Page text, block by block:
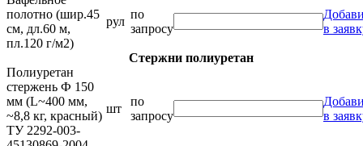
полотно (шир.45
см, дл.60 м,
пл.120 г/м2)
рул
по
запросу
в
Стержни полиуретан
Полиуретан
стержень Ф 150
мм (L~400 мм,
~8,8 кг, красный)
ТУ 2292-003-
шт
по
запросу
в